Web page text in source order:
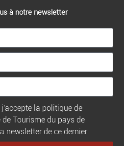
à notre newsletter
la politique de
Tourisme du pays de
newsletter de ce dernier.